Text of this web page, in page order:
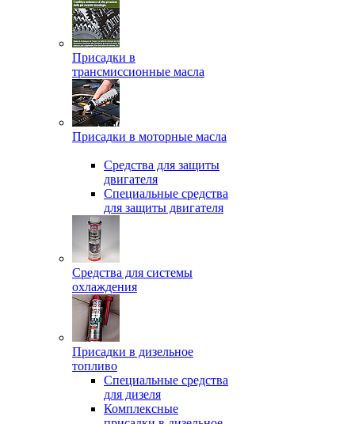
Присадки в
трансмиссионные масла
Присадки в моторные масла
Средства для защиты
двигателя
Специальныe средства
для защиты двигателя
Средства для системы
охлаждения
Присадки в дизельное
топливо
Спeциальные средства
для дизеля
Комплексные